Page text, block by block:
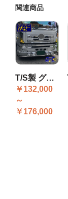
関連商品
T/S製 グランドプロフィア 純正バンパー用パイプスポイラー ステー無し
￥132,000
～
￥176,000